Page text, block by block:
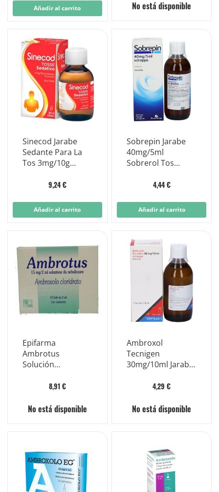
Añadir al carrito No está disponible
Sinecod Jarabe
Sedante Para La
Tos 3mg/10g
Butamirato 200ml
9,24 €
Añadir al carrito
Sobrepin Jarabe
40mg/5ml
Sobrerol Tos
4,44 €
Añadir al carrito
Epifarma
Ambrotus
Solución
viales 15mg
8,91 €
No está disponible
Ambroxol
Tecnigen
30mg/10ml Jarabe
4,29 €
No está disponible